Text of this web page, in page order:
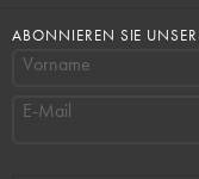
ABONNIEREN SIE
Vorname
E-Mail